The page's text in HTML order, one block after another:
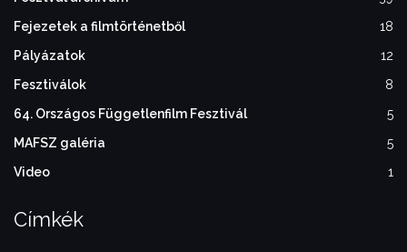
Fejezetek a filmtörténetből
18
Pályázatok
12
Fesztiválok
8
64. Országos Függetlenfilm Fesztivál
5
MAFSZ galéria
5
Video
1
Címkék